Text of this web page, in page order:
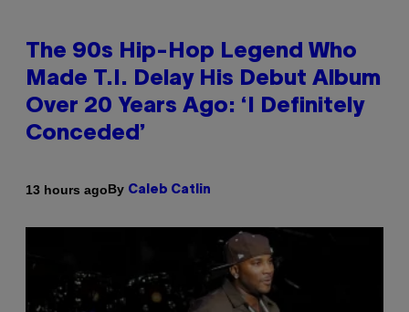
The 90s Hip-Hop Legend Who
Made T.I. Delay His Debut Album
Over 20 Years Ago: ‘I Definitely
Conceded’
13 hours agoBy Caleb Catlin